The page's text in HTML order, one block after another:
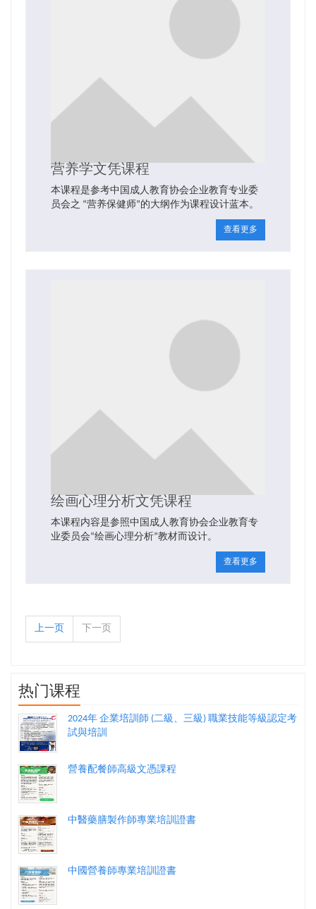
营养学文凭课程
本课程是参考中国成人教育协会企业教育专业委
员会之 “营养保健师”的大纲作为课程设计蓝本。
查看更多
绘画心理分析文凭课程
本课程内容是参照中国成人教育协会企业教育专
业委员会“绘画心理分析”教材而设计。
查看更多
上一页 下一页
热门课程
2024年 企業培訓師 (二級、三級) 職業技能等級認定考
試與培訓
營養配餐師高級文憑課程
中醫藥膳製作師專業培訓證書
中國營養師專業培訓證書